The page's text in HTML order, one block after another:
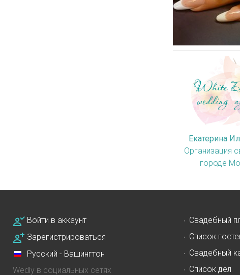
Екатерина
Организация
городе
Войти в аккаунт
Зарегистрироваться
Русский - Вашингтон
Wedly в социальных сетях
Свадебный
Список
Свадебный
Список дел